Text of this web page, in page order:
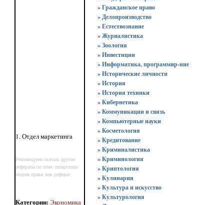
1. Отдел маркетинга
Рекомендуем скачать другие
рефераты по теме: шпаргалки
теория права, век реферат.
Категории:Экономика
» Гражданское право
» Делопроизводство
» Естествознание
» Журналистика
» Зоология
» Инвестиции
» Информатика, программир-ние
» Исторические личности
» История
» История техники
» Кибернетика
» Коммуникации и связь
» Компьютерные науки
» Косметология
» Кредитование
» Криминалистика
» Криминология
» Криптология
» Кулинария
» Культура и искусство
» Культурология